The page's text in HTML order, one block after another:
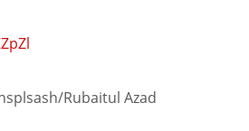
Rubaitul Azad